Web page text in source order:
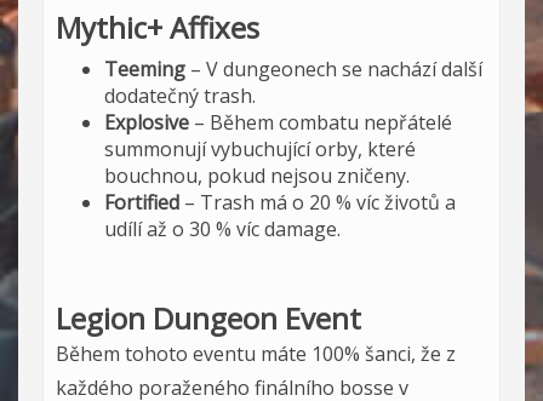
Mythic+ Affixes
Teeming – V dungeonech se nachází další
dodatečný trash.
Explosive – Během combatu nepřátelé
summonují vybuchující orby, které
bouchnou, pokud nejsou zničeny.
Fortified – Trash má o 20 % víc životů a
udílí až o 30 % víc damage.
Legion Dungeon Event
Během tohoto eventu máte 100% šanci, že z
každého poraženého finálního bosse v